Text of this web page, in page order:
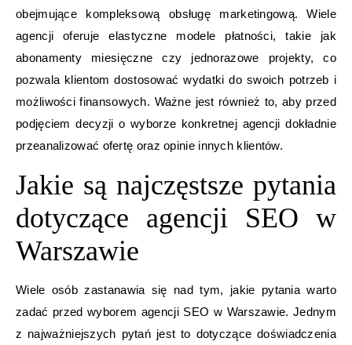
obejmujące kompleksową obsługę marketingową. Wiele
agencji oferuje elastyczne modele płatności, takie jak
abonamenty miesięczne czy jednorazowe projekty, co
pozwala klientom dostosować wydatki do swoich potrzeb i
możliwości finansowych. Ważne jest również to, aby przed
podjęciem decyzji o wyborze konkretnej agencji dokładnie
przeanalizować ofertę oraz opinie innych klientów.
Jakie są najczęstsze pytania
dotyczące agencji SEO w
Warszawie
Wiele osób zastanawia się nad tym, jakie pytania warto
zadać przed wyborem agencji SEO w Warszawie. Jednym
z najważniejszych pytań jest to dotyczące doświadczenia